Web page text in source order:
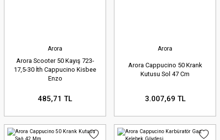
Arora
Arora Scooter 50 Kayış 723-
17,5-30 İth Cappucino Kisbee
Enzo
485,71 TL
Arora
Arora Cappucino 50 Krank
Kutusu Sol 47 Cm
3.007,69 TL